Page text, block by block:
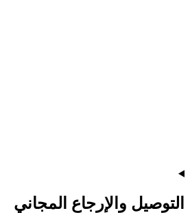
التوصيل والإرجاع المجاني